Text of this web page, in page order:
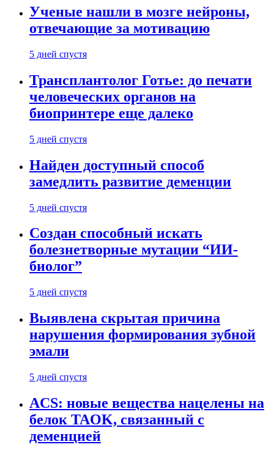
Ученые нашли в мозге нейроны,
отвечающие за мотивацию
5 дней спустя
Трансплантолог Готье: до печати
человеческих органов на
биопринтере еще далеко
5 дней спустя
Найден доступный способ
замедлить развитие деменции
5 дней спустя
Создан способный искать
болезнетворные мутации “ИИ-
биолог”
5 дней спустя
Выявлена скрытая причина
нарушения формирования зубной
эмали
5 дней спустя
ACS: новые вещества нацелены на
белок TAOK, связанный с
деменцией